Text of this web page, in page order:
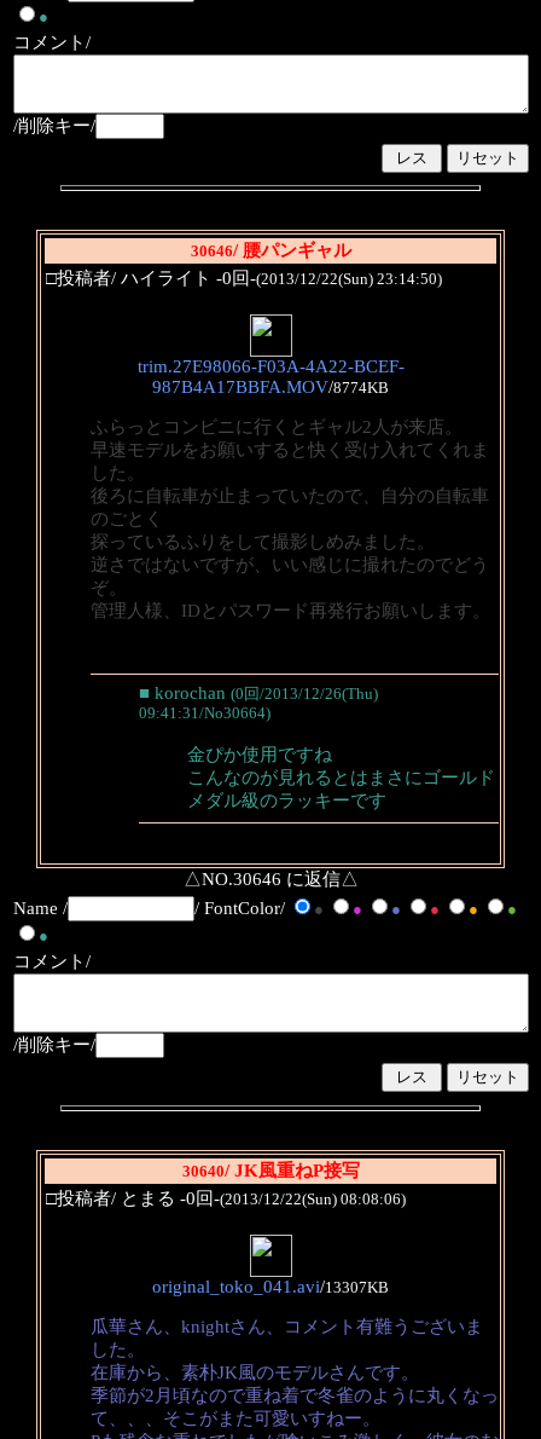
●
コメント/
/削除キー/
30646/ 腰パンギャル
□投稿者/ ハイライト -0回-(2013/12/22(Sun) 23:14:50)
trim.27E98066-F03A-4A22-BCEF-
987B4A17BBFA.MOV/8774KB
ふらっとコンビニに行くとギャル2人が来店。
早速モデルをお願いすると快く受け入れてくれま
した。
後ろに自転車が止まっていたので、自分の自転車
のごとく
探っているふりをして撮影しめみました。
逆さではないですが、いい感じに撮れたのでどう
ぞ。
管理人様、IDとパスワード再発行お願いします。
■ korochan (0回/2013/12/26(Thu)
09:41:31/No30664)
金ぴか使用ですね
こんなのが見れるとはまさにゴールド
メダル級のラッキーです
△NO.30646 に返信△
Name /
/ FontColor/ ● ● ● ● ●
●
●
コメント/
/削除キー/
30640/ JK風重ねP接写
□投稿者/ とまる -0回-(2013/12/22(Sun) 08:08:06)
original_toko_041.avi/13307KB
瓜華さん、knightさん、コメント有難うございま
した。
在庫から、素朴JK風のモデルさんです。
季節が2月頃なので重ね着で冬雀のように丸くなっ
て、、、そこがまた可愛いすねー。